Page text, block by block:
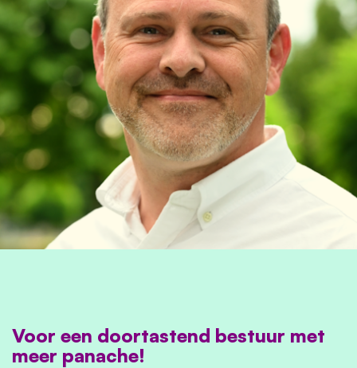
Voor een doortastend bestuur met
meer panache!